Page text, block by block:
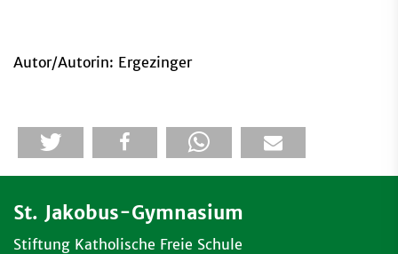
Autor/Autorin: Ergezinger
St. Jakobus-Gymnasium
Stiftung Katholische Freie Schule